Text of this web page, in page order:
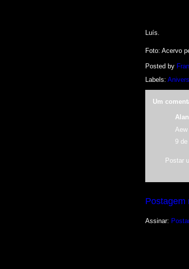
Luís.
Foto: Acervo
Posted by
Labels:
Um
9
Postar
Postagem
Assinar: